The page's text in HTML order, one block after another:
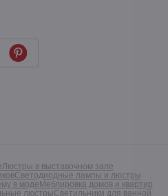
Люстры в выставочном зале
Светодиодные лампы и люстры
в модеМеблировка домов и квартир
люстрыСветильники для ванной